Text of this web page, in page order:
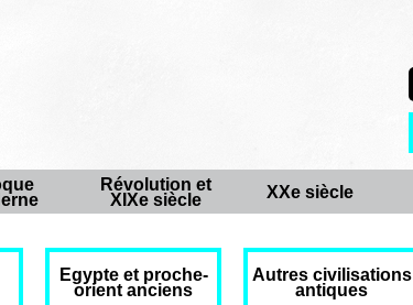
Révolution et
XIXe siècle
XXe siècle
Egypte et proche-
orient anciens
Autres civilisations
antiques